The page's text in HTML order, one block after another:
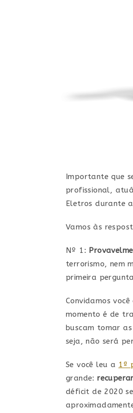
Importante que
profissional,
Eletros durante
Vamos às
Nº 1:
terrorismo, nem
primeira
Convidamos
momento é de
buscam tomar
seja, não será
Se você leu a 1ª
grande:
déficit de 2020